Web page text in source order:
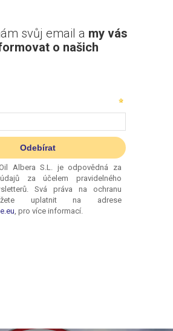
svůj email a my vás
o našich